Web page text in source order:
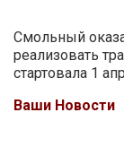
Смольный
реализовать
стартовала 1
Ваши Новости